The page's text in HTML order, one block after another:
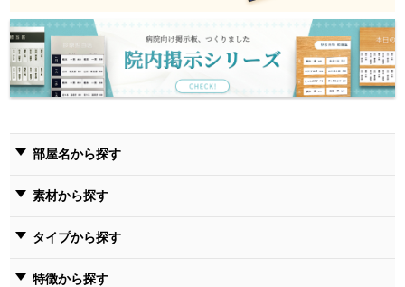
部屋名から探す
素材から探す
タイプから探す
特徴から探す